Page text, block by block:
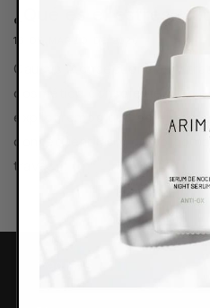
¿Qué es el estrés
16 DE MARZO DE 2026
Causas, consecuencias y
cosmética consciente. En
explicaremos qué es el
consecuencias y cómo
través...